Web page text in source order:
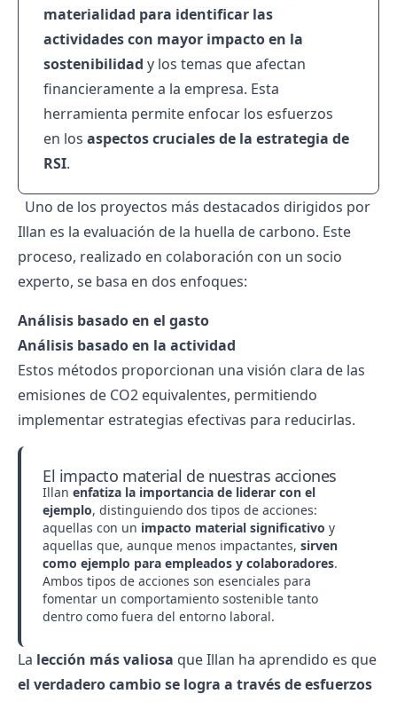
materialidad para identificar las
actividades con mayor impacto en la
sostenibilidad y los temas que afectan
financieramente a la empresa. Esta
herramienta permite enfocar los esfuerzos
en los aspectos cruciales de la estrategia de
RSI.
Uno de los proyectos más destacados dirigidos por
Illan es la evaluación de la huella de carbono. Este
proceso, realizado en colaboración con un socio
experto, se basa en dos enfoques:
Análisis basado en el gasto
Análisis basado en la actividad
Estos métodos proporcionan una visión clara de las
emisiones de CO2 equivalentes, permitiendo
implementar estrategias efectivas para reducirlas.
El impacto material de nuestras acciones
Illan enfatiza la importancia de liderar con el
ejemplo, distinguiendo dos tipos de acciones:
aquellas con un impacto material significativo y
aquellas que, aunque menos impactantes, sirven
como ejemplo para empleados y colaboradores.
Ambos tipos de acciones son esenciales para
fomentar un comportamiento sostenible tanto
dentro como fuera del entorno laboral.
La lección más valiosa que Illan ha aprendido es que
el verdadero cambio se logra a través de esfuerzos